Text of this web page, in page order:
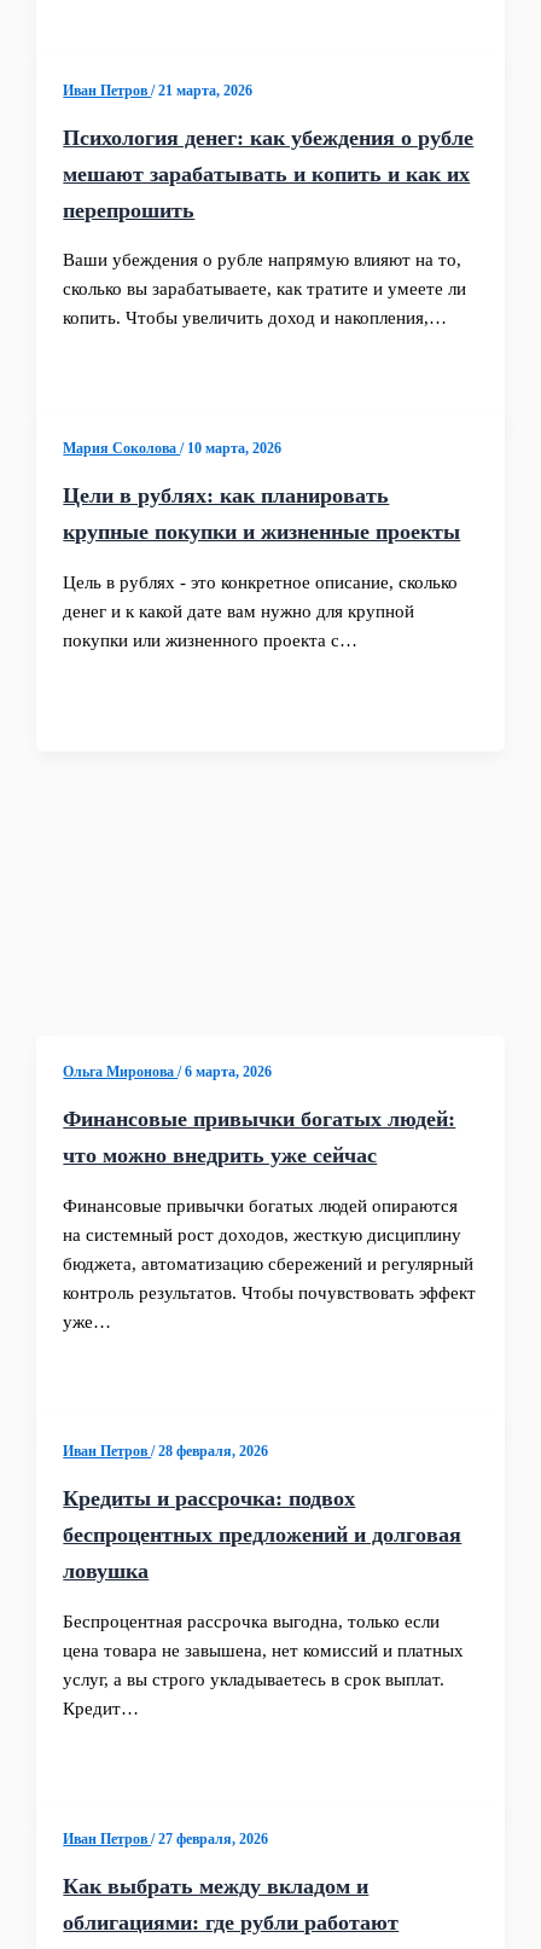
Иван Петров/21 марта, 2026
Психология денег: как убеждения о рубле
мешают зарабатывать и копить и как их
перепрошить
Ваши убеждения о рубле напрямую влияют на то,
сколько вы зарабатываете, как тратите и умеете ли
копить. Чтобы увеличить доход и накопления,…
Мария Соколова/ 10 марта, 2026
Цели в рублях: как планировать
крупные покупки и жизненные проекты
Цель в рублях - это конкретное описание, сколько
денег и к какой дате вам нужно для крупной
покупки или жизненного проекта с…
Ольга Миронова/6 марта, 2026
Финансовые привычки богатых людей:
что можно внедрить уже сейчас
Финансовые привычки богатых людей опираются
на системный рост доходов, жесткую дисциплину
бюджета, автоматизацию сбережений и регулярный
контроль результатов. Чтобы почувствовать эффект
уже…
Иван Петров/28 февраля, 2026
Кредиты и рассрочка: подвох
беспроцентных предложений и долговая
ловушка
Беспроцентная рассрочка выгодна, только если
цена товара не завышена, нет комиссий и платных
услуг, а вы строго укладываетесь в срок выплат.
Кредит…
Иван Петров/27 февраля, 2026
Как выбрать между вкладом и
облигациями: где рубли работают